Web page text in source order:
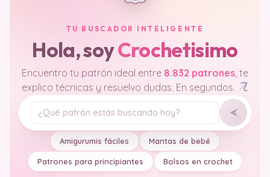
TU BUSCADOR INTELIGENTE
Hola, soyCrochetisimo
Encuentro tu patrón ideal entre 8.832 patrones , te
explico técnicas y resuelvo dudas. En segundos.
Tu pregunta
Amigurumis fáciles Mantas de bebé
Patrones para principiantes Bolsos en crochet